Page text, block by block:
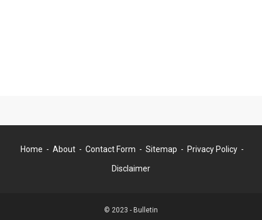
Home About Contact Form Sitemap Privacy Policy
Disclaimer
© 2023 - Bulletin